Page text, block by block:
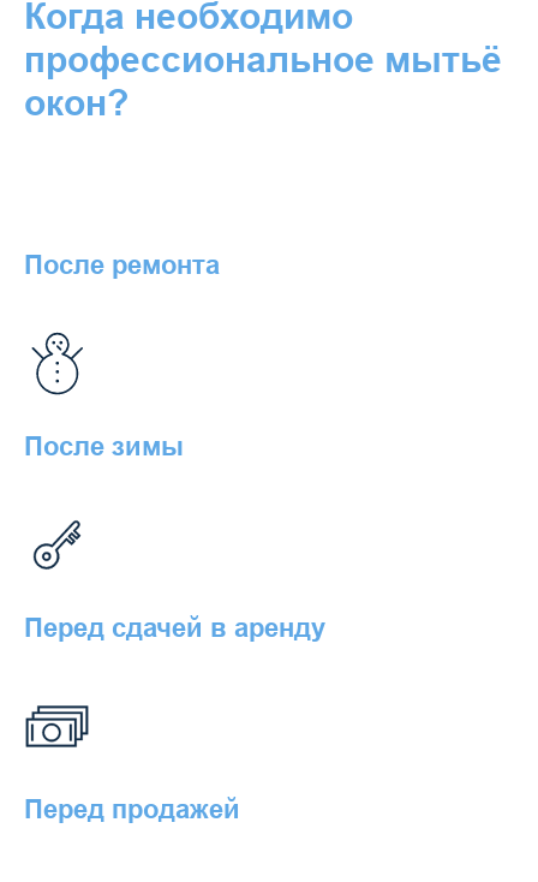
Когда необходимо
профессиональное мытьё
окон?
После ремонта
После зимы
Перед сдачей в аренду
Перед продажей